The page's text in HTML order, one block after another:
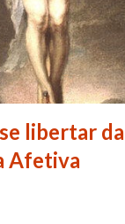
libertar da
Afetiva